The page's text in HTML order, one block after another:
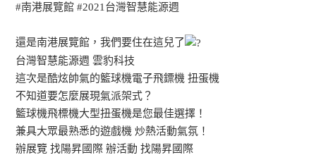
#南港展覽館 #2021台灣智慧能源週
還是南港展覽館，我們要住在這兒了
台灣智慧能源週 雲豹科技
這次是酷炫帥氣的籃球機電子飛鏢機 扭蛋機
不知道要怎麼展現氣派架式？
籃球機飛標機大型扭蛋機是您最佳選擇！
兼具大眾最熟悉的遊戲機 炒熱活動氣氛！
辦展覽 找陽昇國際 辦活動 找陽昇國際